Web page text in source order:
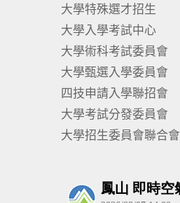
大學特殊選才招生
大學入學考試中心
大學術科考試委員會
大學甄選入學委員會
四技申請入學聯招會
大學考試分發委員會
大學招生委員會聯合會